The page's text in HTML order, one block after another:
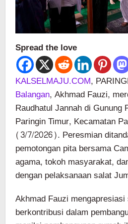
Spread the love
KALSELMAJU.COM,
Balangan, Akhmad Fauzi,
Raudhatul Jannah di Gunung
Paringin Timur, Kecamatan
(3/7/2026). Peresmian
pemotongan pita bersama
agama, tokoh masyarakat,
dengan pelaksanaan salat
Akhmad Fauzi
berkontribusi dalam